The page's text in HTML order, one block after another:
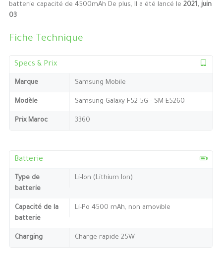
batterie capacité de 4500mAh De plus, Il a été lancé le 2021, juin
03
Fiche Technique
Specs & Prix
Marque Samsung Mobile
Modèle Samsung Galaxy F52 5G - SM-E5260
Prix Maroc 3360
Batterie
Type de
batterie
Li-Ion (Lithium Ion)
Capacité de la
batterie
Li-Po 4500 mAh, non amovible
Charging Charge rapide 25W